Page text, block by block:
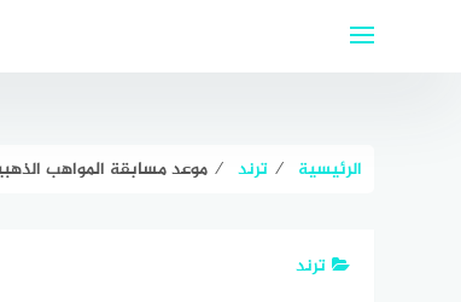
الرئيسية ⁄ ترند ⁄ موعد مسابقة المواهب
ترند